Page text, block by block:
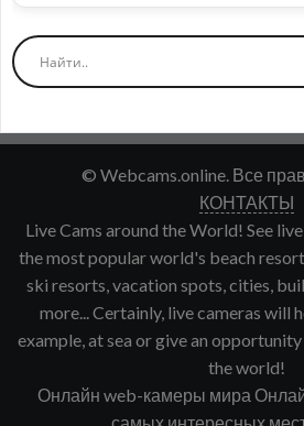
© Webcams.online. Все
КОНТАКТЫ
Live Cams around the World! See
the most popular world's beach
ski resorts, vacation spots, cities,
more... Certainly, live cameras will
example, at sea or give an
the world!
Онлайн web-камеры мира